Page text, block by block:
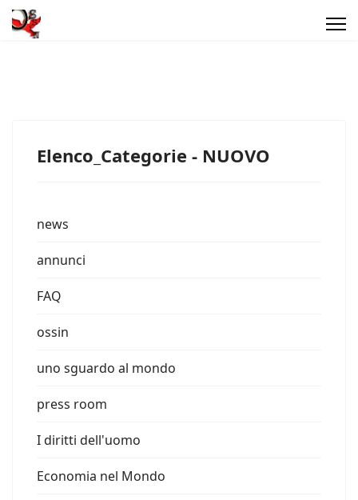
Elenco_Categorie - NUOVO
news
annunci
FAQ
ossin
uno sguardo al mondo
press room
I diritti dell'uomo
Economia nel Mondo